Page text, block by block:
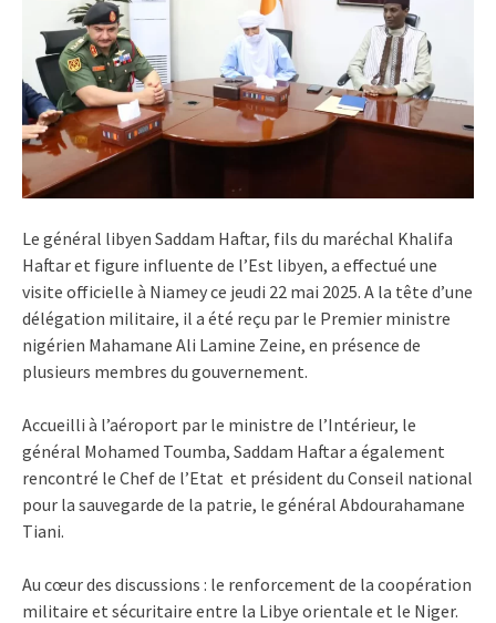
Le général libyen Saddam Haftar, fils du maréchal Khalifa
Haftar et figure influente de l’Est libyen, a effectué une
visite officielle à Niamey ce jeudi 22 mai 2025. A la tête d’une
délégation militaire, il a été reçu par le Premier ministre
nigérien Mahamane Ali Lamine Zeine, en présence de
plusieurs membres du gouvernement.
Accueilli à l’aéroport par le ministre de l’Intérieur, le
général Mohamed Toumba, Saddam Haftar a également
rencontré le Chef de l’Etat et président du Conseil national
pour la sauvegarde de la patrie, le général Abdourahamane
Tiani.
Au cœur des discussions : le renforcement de la coopération
militaire et sécuritaire entre la Libye orientale et le Niger.